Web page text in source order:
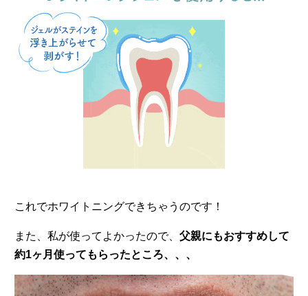
これでホワイトニングできちゃうのです！
また、私が使ってよかったので、 父親にもおすすめして
約1ヶ月使ってもらったところ、、、